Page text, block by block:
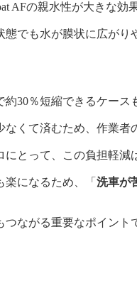
親水性が大きな効果
水が膜状に広がりや
短縮できるケースも
済むため、作業者の
て、この負担軽減は
なるため、「 洗車が
がる重要なポイントで